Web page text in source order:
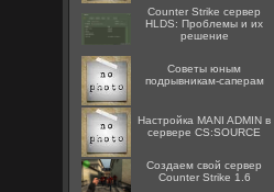
Counter Strike сервер
HLDS: Проблемы и их
решение
Советы юным
подрывникам-саперам
Настройка MANI ADMIN в
сервере CS:SOURCE
Создаем свой сервер
Counter Strike 1.6